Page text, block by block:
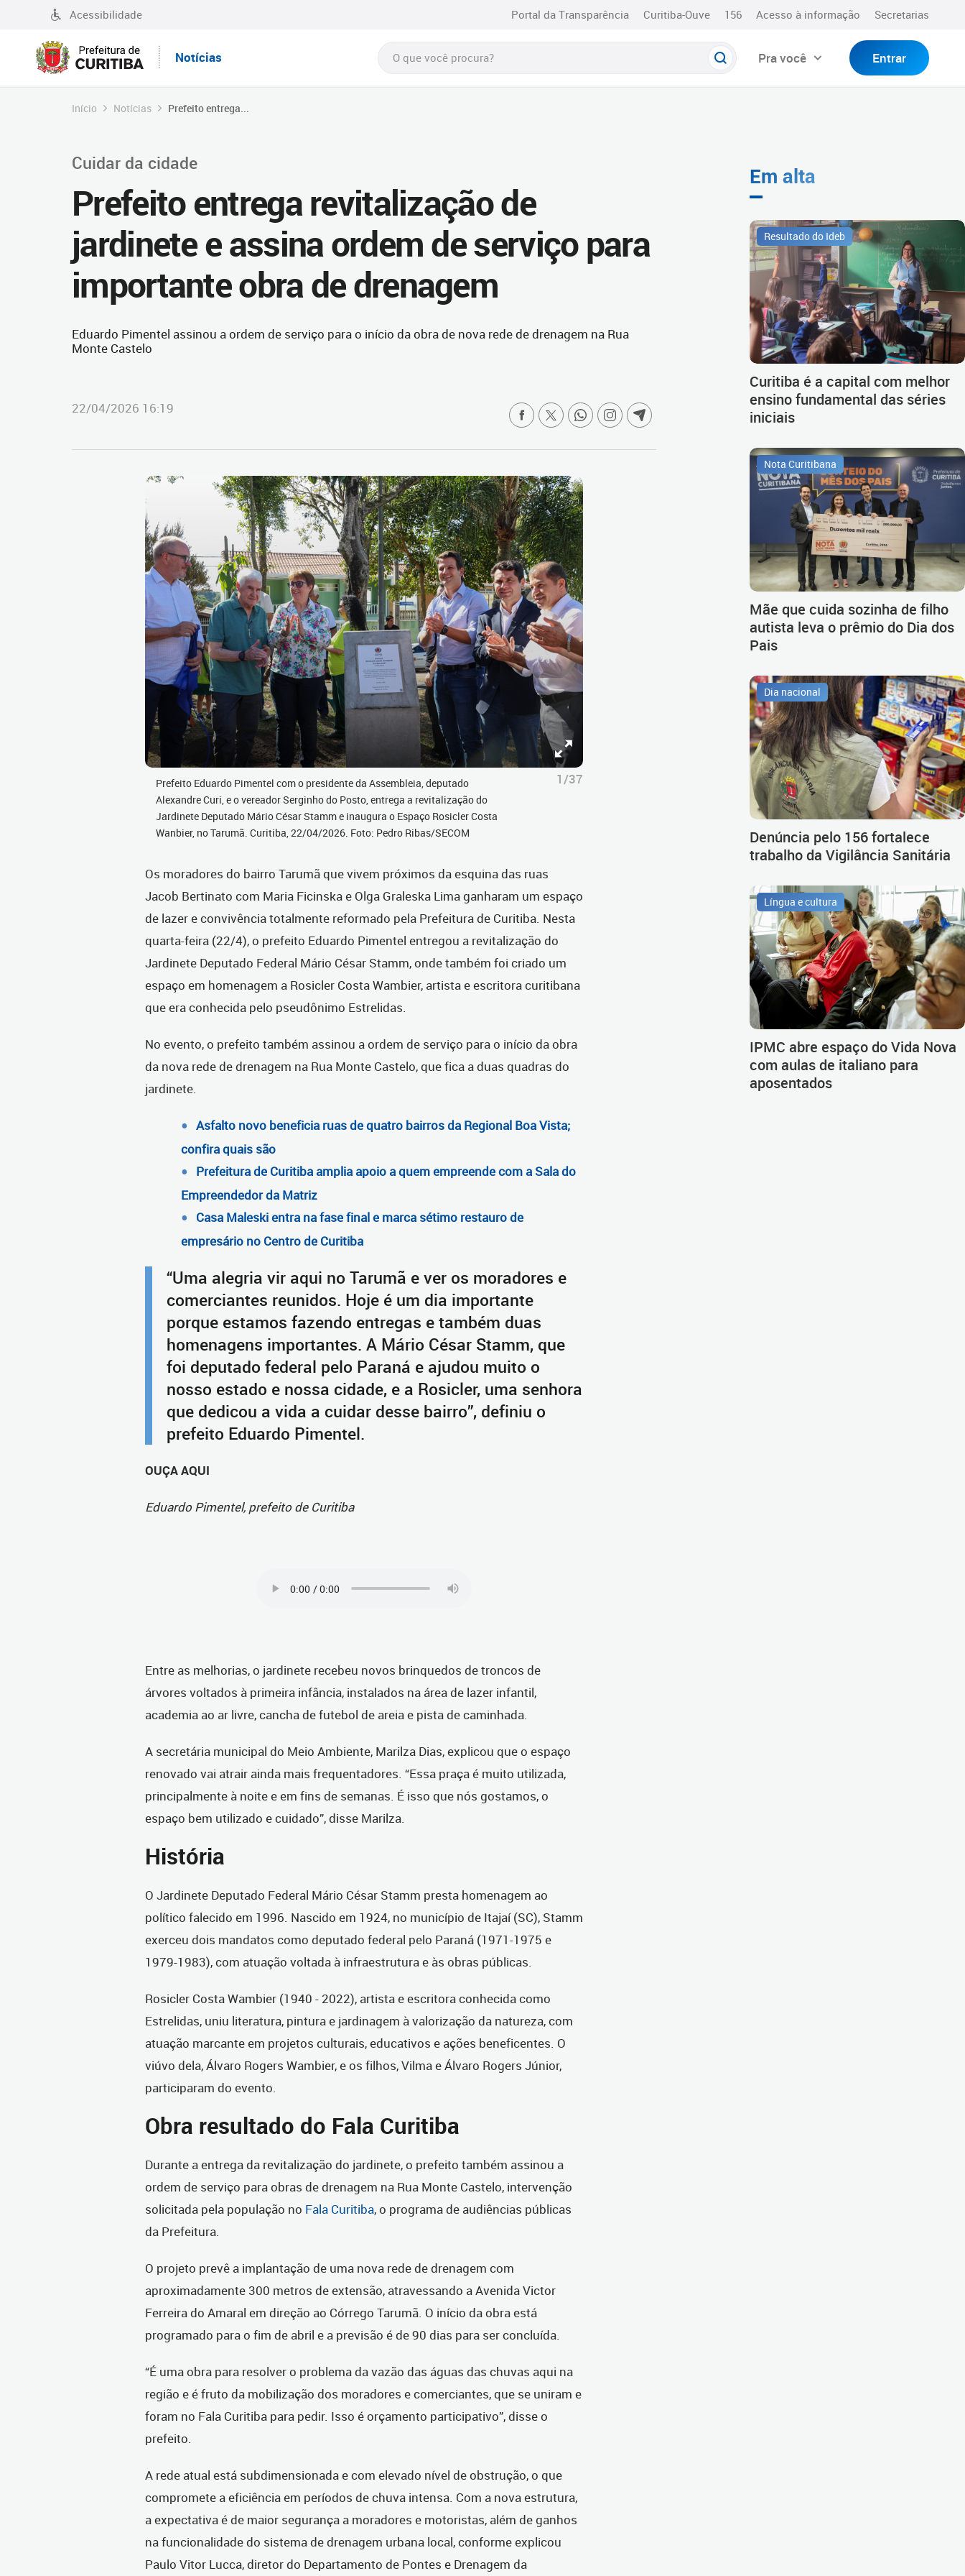
Acessibilidade Portal da Transparência Curitiba-Ouve 156 Acesso à informação Secretarias
Notícias Pra você Entrar
Início Notícias Prefeito entrega...
Cuidar da cidade
Prefeito entrega revitalização de
jardinete e assina ordem de serviço para
importante obra de drenagem
Eduardo Pimentel assinou a ordem de serviço para o início da obra de nova rede de drenagem na Rua
Monte Castelo
22/04/2026 16:19
Prefeito Eduardo Pimentel com o presidente da Assembleia, deputado
Alexandre Curi, e o vereador Serginho do Posto, entrega a revitalização do
Jardinete Deputado Mário César Stamm e inaugura o Espaço Rosicler Costa
Wanbier, no Tarumã. Curitiba, 22/04/2026. Foto: Pedro Ribas/SECOM
1/37
Os moradores do bairro Tarumã que vivem próximos da esquina das ruas
Jacob Bertinato com Maria Ficinska e Olga Graleska Lima ganharam um espaço
de lazer e convivência totalmente reformado pela Prefeitura de Curitiba. Nesta
quarta-feira (22/4), o prefeito Eduardo Pimentel entregou a revitalização do
Jardinete Deputado Federal Mário César Stamm, onde também foi criado um
espaço em homenagem a Rosicler Costa Wambier, artista e escritora curitibana
que era conhecida pelo pseudônimo Estrelidas.
No evento, o prefeito também assinou a ordem de serviço para o início da obra
da nova rede de drenagem na Rua Monte Castelo, que fica a duas quadras do
jardinete.
Asfalto novo beneficia ruas de quatro bairros da Regional Boa Vista;
confira quais são
Prefeitura de Curitiba amplia apoio a quem empreende com a Sala do
Empreendedor da Matriz
Casa Maleski entra na fase final e marca sétimo restauro de
empresário no Centro de Curitiba
“Uma alegria vir aqui no Tarumã e ver os moradores e
comerciantes reunidos. Hoje é um dia importante
porque estamos fazendo entregas e também duas
homenagens importantes. A Mário César Stamm, que
foi deputado federal pelo Paraná e ajudou muito o
nosso estado e nossa cidade, e a Rosicler, uma senhora
que dedicou a vida a cuidar desse bairro”, definiu o
prefeito Eduardo Pimentel.
OUÇA AQUI
Eduardo Pimentel, prefeito de Curitiba
Entre as melhorias, o jardinete recebeu novos brinquedos de troncos de
árvores voltados à primeira infância, instalados na área de lazer infantil,
academia ao ar livre, cancha de futebol de areia e pista de caminhada.
A secretária municipal do Meio Ambiente, Marilza Dias, explicou que o espaço
renovado vai atrair ainda mais frequentadores. “Essa praça é muito utilizada,
principalmente à noite e em fins de semanas. É isso que nós gostamos, o
espaço bem utilizado e cuidado”, disse Marilza.
História
O Jardinete Deputado Federal Mário César Stamm presta homenagem ao
político falecido em 1996. Nascido em 1924, no município de Itajaí (SC), Stamm
exerceu dois mandatos como deputado federal pelo Paraná (1971-1975 e
1979-1983), com atuação voltada à infraestrutura e às obras públicas.
Rosicler Costa Wambier (1940 - 2022), artista e escritora conhecida como
Estrelidas, uniu literatura, pintura e jardinagem à valorização da natureza, com
atuação marcante em projetos culturais, educativos e ações beneficentes. O
viúvo dela, Álvaro Rogers Wambier, e os filhos, Vilma e Álvaro Rogers Júnior,
participaram do evento.
Obra resultado do Fala Curitiba
Durante a entrega da revitalização do jardinete, o prefeito também assinou a
ordem de serviço para obras de drenagem na Rua Monte Castelo, intervenção
solicitada pela população no Fala Curitiba, o programa de audiências públicas
da Prefeitura.
O projeto prevê a implantação de uma nova rede de drenagem com
aproximadamente 300 metros de extensão, atravessando a Avenida Victor
Ferreira do Amaral em direção ao Córrego Tarumã. O início da obra está
programado para o fim de abril e a previsão é de 90 dias para ser concluída.
“É uma obra para resolver o problema da vazão das águas das chuvas aqui na
região e é fruto da mobilização dos moradores e comerciantes, que se uniram e
foram no Fala Curitiba para pedir. Isso é orçamento participativo”, disse o
prefeito.
A rede atual está subdimensionada e com elevado nível de obstrução, o que
compromete a eficiência em períodos de chuva intensa. Com a nova estrutura,
a expectativa é de maior segurança a moradores e motoristas, além de ganhos
na funcionalidade do sistema de drenagem urbana local, conforme explicou
Paulo Vitor Lucca, diretor do Departamento de Pontes e Drenagem da
Em alta
Resultado do Ideb
Curitiba é a capital com melhor
ensino fundamental das séries
iniciais
Nota Curitibana
Mãe que cuida sozinha de filho
autista leva o prêmio do Dia dos
Pais
Dia nacional
Denúncia pelo 156 fortalece
trabalho da Vigilância Sanitária
Língua e cultura
IPMC abre espaço do Vida Nova
com aulas de italiano para
aposentados